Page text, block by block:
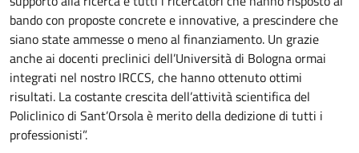
bando con proposte concrete e innovative, a prescindere che
siano state ammesse o meno al finanziamento. Un grazie
anche ai docenti preclinici dell’Università di Bologna ormai
integrati nel nostro IRCCS, che hanno ottenuto ottimi
risultati. La costante crescita dell’attività scientifica del
Policlinico di Sant’Orsola è merito della dedizione di tutti i
professionisti”.